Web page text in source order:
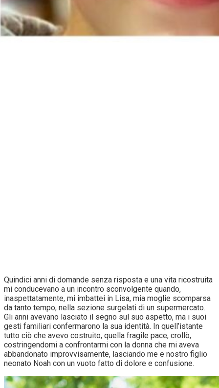
Quindici anni di domande senza risposta e una vita ricostruita
mi conducevano a un incontro sconvolgente quando,
inaspettatamente, mi imbattei in Lisa, mia moglie scomparsa
da tanto tempo, nella sezione surgelati di un supermercato.
Gli anni avevano lasciato il segno sul suo aspetto, ma i suoi
gesti familiari confermarono la sua identità. In quell’istante
tutto ciò che avevo costruito, quella fragile pace, crollò,
costringendomi a confrontarmi con la donna che mi aveva
abbandonato improvvisamente, lasciando me e nostro figlio
neonato Noah con un vuoto fatto di dolore e confusione.